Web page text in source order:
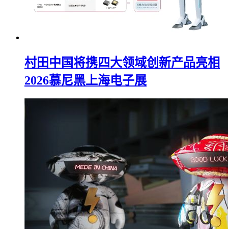
村田中国将携四大领域创新产品亮相
2026慕尼黑上海电子展